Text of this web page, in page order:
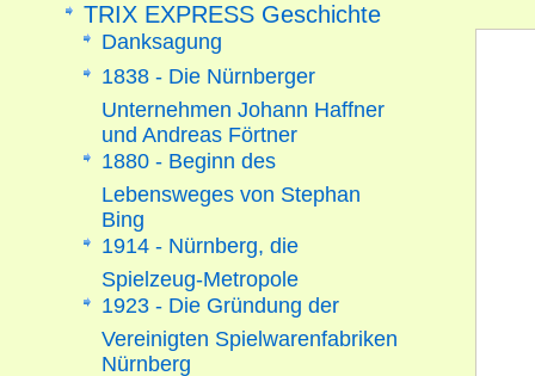
TRIX EXPRESS Geschichte
Danksagung
1838 - Die Nürnberger
Unternehmen Johann Haffner
und Andreas Förtner
1880 - Beginn des
Lebensweges von Stephan
Bing
1914 - Nürnberg, die
Spielzeug-Metropole
1923 - Die Gründung der
Vereinigten Spielwarenfabriken
Nürnberg